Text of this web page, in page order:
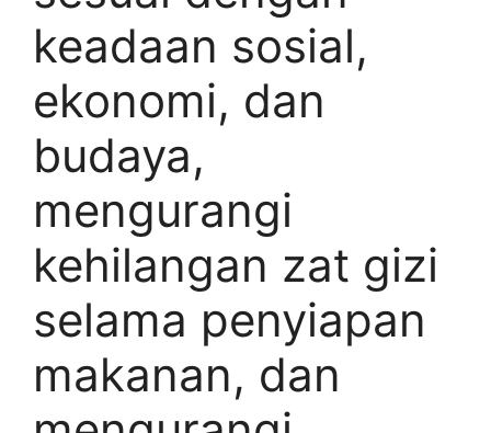
keadaan sosial,
ekonomi, dan
budaya,
mengurangi
kehilangan zat gizi
selama penyiapan
makanan, dan